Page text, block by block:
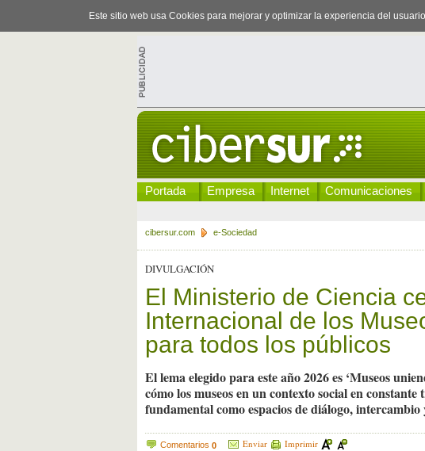
Este sitio web usa Cookies para mejorar y optimizar la experiencia del
Portada Empresa Internet Comunicaciones
cibersur.com e-Sociedad
DIVULGACIÓN
El Ministerio de Ciencia
Internacional de los
para todos los públicos
El lema elegido para este año 2026 es ‘Museos
cómo los museos en un contexto social en
fundamental como espacios de diálogo, intercambio
Comentarios 0 Enviar Imprimir